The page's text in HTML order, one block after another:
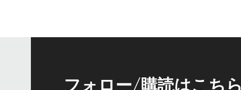
フォロー/購読はこちら